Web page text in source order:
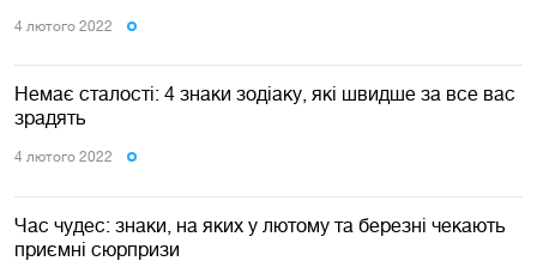
4 лютого 2022
Немає сталості: 4 знаки зодіаку, які швидше за все вас
зрадять
4 лютого 2022
Час чудес: знаки, на яких у лютому та березні чекають
приємні сюрпризи